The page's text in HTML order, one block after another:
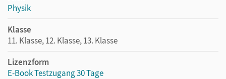
Physik
Klasse
11. Klasse, 12. Klasse, 13. Klasse
Lizenzform
E-Book Testzugang 30 Tage